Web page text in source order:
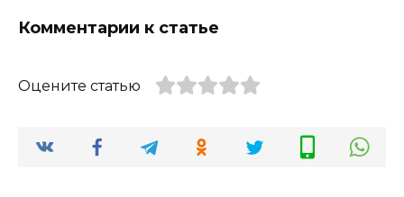
Комментарии к статье
Оцените статью